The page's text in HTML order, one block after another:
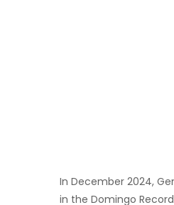
In December 2024,
in the Domingo